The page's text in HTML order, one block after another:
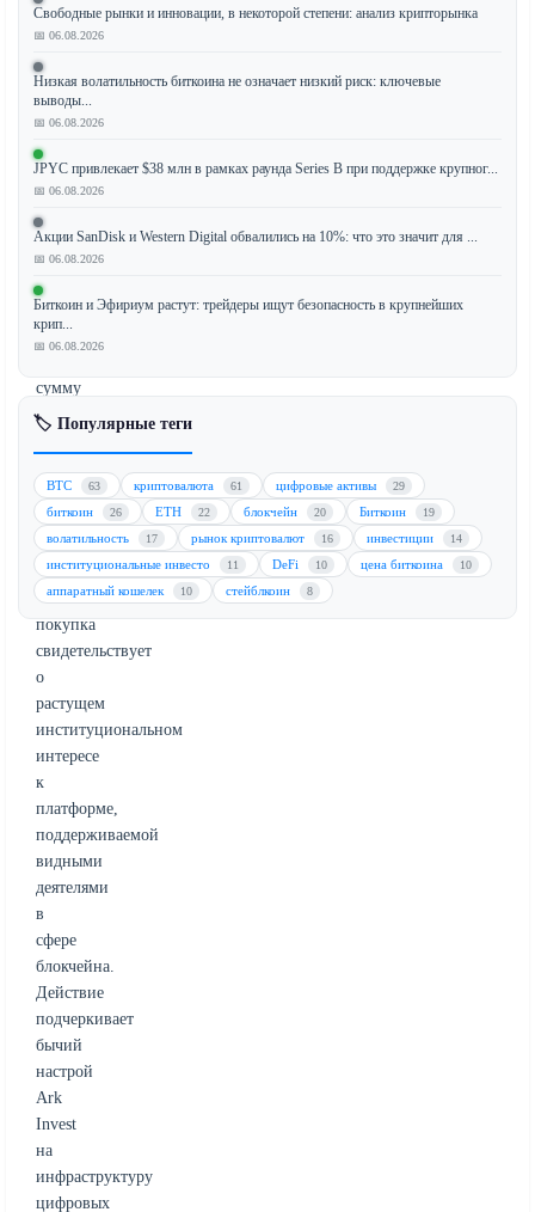
Invest
под
руководством
известного
инвестора
Вуд
приобрела
акции
криптобиржи
Bullish
сумму
$12,5
течение
четырех
дней.
Эта
стратегическая
покупка
свидетельствует
о
растущем
институциональном
интересе
к
платформе,
поддерживаемой
видными
деятелями
в
сфере
блокчейна.
Действие
подчеркивает
бычий
настрой
Ark
Invest
на
инфраструктуру
цифровых
Свободные рынки и инновации, в некоторой степени: анализ крипторынка
📅 06.08.2026
Низкая волатильность биткоина не означает низкий риск: ключевые
выводы...
📅 06.08.2026
JPYC привлекает $38 млн в рамках раунда Series B при поддержке крупног...
📅 06.08.2026
Акции SanDisk и Western Digital обвалились на 10%: что это значит для ...
📅 06.08.2026
Биткоин и Эфириум растут: трейдеры ищут безопасность в крупнейших
крип...
📅 06.08.2026
🏷️ Популярные теги
BTC 63 криптовалюта 61 цифровые активы 29
биткоин 26 ETH 22 блокчейн 20 Биткоин 19
волатильность 17 рынок криптовалют 16 инвестиции 14
институциональные инвесто 11 DeFi 10 цена биткоина 10
аппаратный кошелек 10 стейблкоин 8